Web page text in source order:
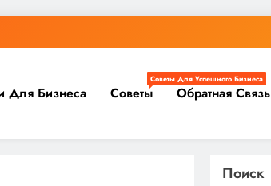
Для Бизнеса Советы
Советы Для Успешного Бизнеса
Обратная Связь
Поиск